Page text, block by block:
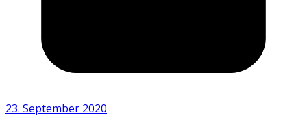
23. September 2020